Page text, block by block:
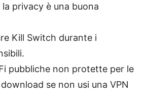
privacy è una buona
Kill Switch durante i
pubbliche non protette per le
se non usi una VPN